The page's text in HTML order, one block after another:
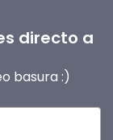
directo a
basura :)